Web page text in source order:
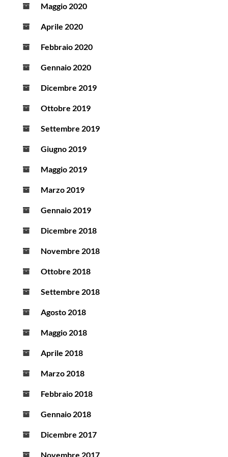
Maggio 2020
Aprile 2020
Febbraio 2020
Gennaio 2020
Dicembre 2019
Ottobre 2019
Settembre 2019
Giugno 2019
Maggio 2019
Marzo 2019
Gennaio 2019
Dicembre 2018
Novembre 2018
Ottobre 2018
Settembre 2018
Agosto 2018
Maggio 2018
Aprile 2018
Marzo 2018
Febbraio 2018
Gennaio 2018
Dicembre 2017
Novembre 2017